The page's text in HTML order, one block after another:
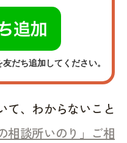
だち追加してください。
て、わからないこと
相談所いのり」ご相